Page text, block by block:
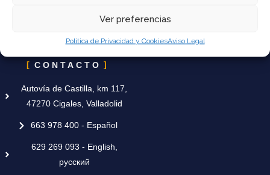
Ver preferencias
Política de Privacidad y CookiesAviso Legal
Dumpers
Excavadoras
Cookies
CONTACTO
Autovía de Castilla, km 117,
47270 Cigales, Valladolid
663 978 400 - Español
629 269 093 - English,
русский